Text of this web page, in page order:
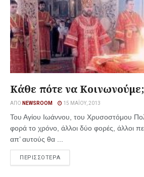
Κάθε πότε να Κοινωνούμε;
ΑΠΌ NEWSROOM 15 ΜΑΪ́ΟΥ, 2013
Του Αγίου Ιωάννου, του Χρυσοστόμου
φορά το χρόνο, άλλοι δύο φορές, άλλοι
απ’ αυτούς θα ...
ΠΕΡΙΣΣΟΤΕΡΑ